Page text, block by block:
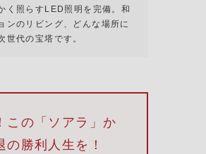
く照らすLED照明を完備。和
ンのリビング、どんな場所に
世代の宝塔です。
この「ソアラ」か
の勝利人生を！